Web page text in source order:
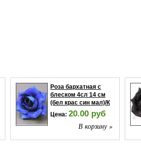
Роза бархатная с
блеском 4сл 14 см
(бел крас син мал)/К
Цена: 20.00 руб
В корзину »